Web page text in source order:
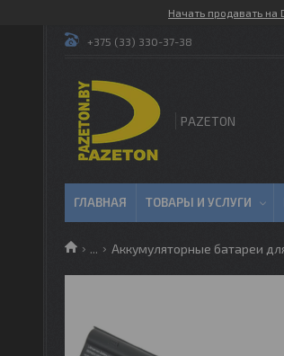
Начать продавать на
+375 (33) 330-37-38
PAZETON
ГЛАВНАЯ ТОВАРЫ И УСЛУГИ
... Аккумуляторные батареи